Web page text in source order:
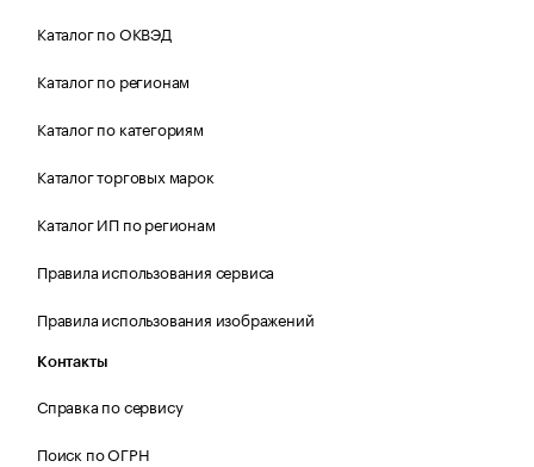
Каталог по ОКВЭД
Каталог по регионам
Каталог по категориям
Каталог торговых марок
Каталог ИП по регионам
Правила использования сервиса
Правила использования изображений
Контакты
Справка по сервису
Поиск по ОГРН